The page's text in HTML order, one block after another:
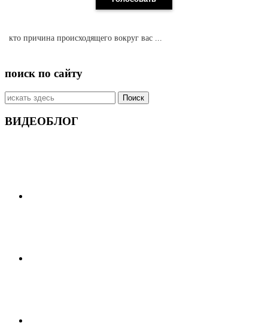
кто причина происходящего вокруг вас ...
поиск по сайту
Искать:
ВИДЕОБЛОГ